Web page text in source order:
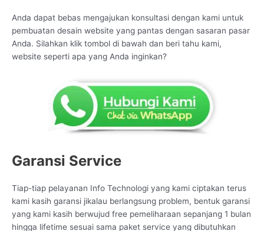
Anda dapat bebas mengajukan konsultasi dengan kami untuk
pembuatan desain website yang pantas dengan sasaran pasar
Anda. Silahkan klik tombol di bawah dan beri tahu kami,
website seperti apa yang Anda inginkan?
Garansi Service
Tiap-tiap pelayanan Info Technologi yang kami ciptakan terus
kami kasih garansi jikalau berlangsung problem, bentuk garansi
yang kami kasih berwujud free pemeliharaan sepanjang 1 bulan
hingga lifetime sesuai sama paket service yang dibutuhkan